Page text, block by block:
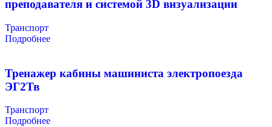
преподавателя и системой 3D визуализации
Транспорт
Подробнее
Тренажер кабины машиниста электропоезда
ЭГ2Тв
Транспорт
Подробнее